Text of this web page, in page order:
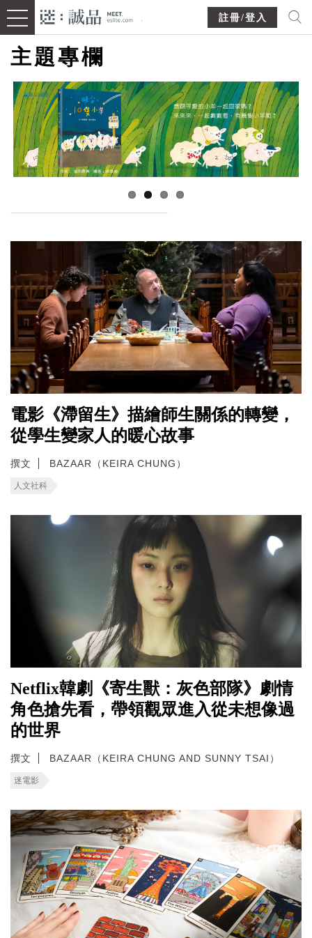
註冊/登入
主題專欄
電影《滯留生》描繪師生關係的轉變，
從學生變家人的暖心故事
撰文 BAZAAR（KEIRA CHUNG）
人文社科
Netflix韓劇《寄生獸：灰色部隊》劇情
角色搶先看，帶領觀眾進入從未想像過
的世界
撰文 BAZAAR（KEIRA CHUNG AND SUNNY TSAI）
迷電影